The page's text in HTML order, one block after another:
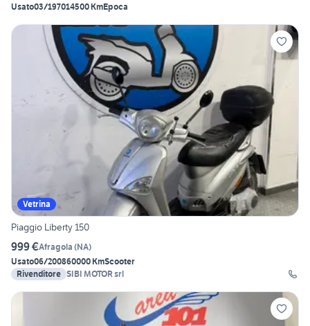
Usato03/197014500 KmEpoca
Vetrina
Piaggio Liberty 150
999 €Afragola (NA)
Usato06/200860000 KmScooter
Rivenditore SIBI MOTOR srl